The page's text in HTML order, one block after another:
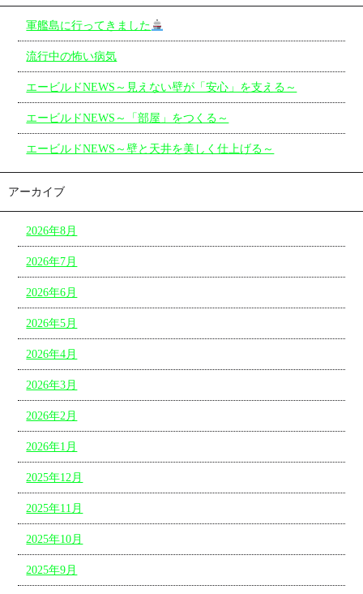
軍艦島に行ってきました
流行中の怖い病気
エービルドNEWS～見えない壁が「安心」を支える～
エービルドNEWS～「部屋」をつくる～
エービルドNEWS～壁と天井を美しく仕上げる～
アーカイブ
2026年8月
2026年7月
2026年6月
2026年5月
2026年4月
2026年3月
2026年2月
2026年1月
2025年12月
2025年11月
2025年10月
2025年9月